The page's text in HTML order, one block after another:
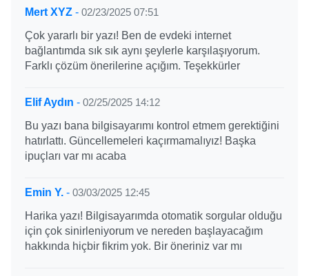
Mert XYZ - 02/23/2025 07:51
Çok yararlı bir yazı! Ben de evdeki internet
bağlantımda sık sık aynı şeylerle karşılaşıyorum.
Farklı çözüm önerilerine açığım. Teşekkürler
Elif Aydın - 02/25/2025 14:12
Bu yazı bana bilgisayarımı kontrol etmem gerektiğini
hatırlattı. Güncellemeleri kaçırmamalıyız! Başka
ipuçları var mı acaba
Emin Y. - 03/03/2025 12:45
Harika yazı! Bilgisayarımda otomatik sorgular olduğu
için çok sinirleniyorum ve nereden başlayacağım
hakkında hiçbir fikrim yok. Bir öneriniz var mı